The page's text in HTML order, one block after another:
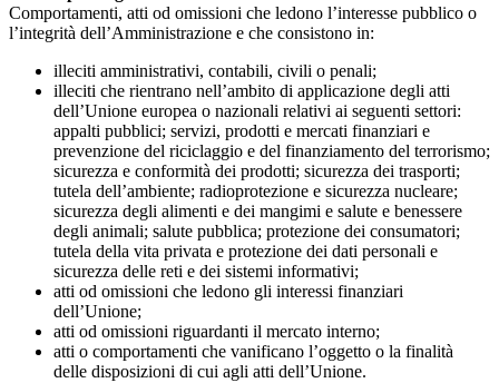
Comportamenti, atti od omissioni che ledono l’interesse pubblico o
l’integrità dell’Amministrazione e che consistono in:
illeciti amministrativi, contabili, civili o penali;
illeciti che rientrano nell’ambito di applicazione degli atti
dell’Unione europea o nazionali relativi ai seguenti settori:
appalti pubblici; servizi, prodotti e mercati finanziari e
prevenzione del riciclaggio e del finanziamento del terrorismo;
sicurezza e conformità dei prodotti; sicurezza dei trasporti;
tutela dell’ambiente; radioprotezione e sicurezza nucleare;
sicurezza degli alimenti e dei mangimi e salute e benessere
degli animali; salute pubblica; protezione dei consumatori;
tutela della vita privata e protezione dei dati personali e
sicurezza delle reti e dei sistemi informativi;
atti od omissioni che ledono gli interessi finanziari
dell’Unione;
atti od omissioni riguardanti il mercato interno;
atti o comportamenti che vanificano l’oggetto o la finalità
delle disposizioni di cui agli atti dell’Unione.